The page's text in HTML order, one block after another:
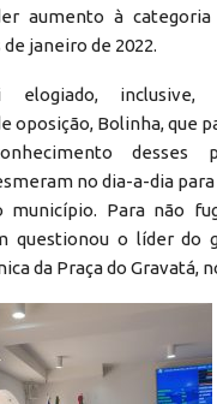
aumento à categoria
janeiro de 2022.
inclusive,
oposição, Bolinha, que
desses
no dia-a-dia
município. Para não
questionou o líder do
da Praça do Gravatá,